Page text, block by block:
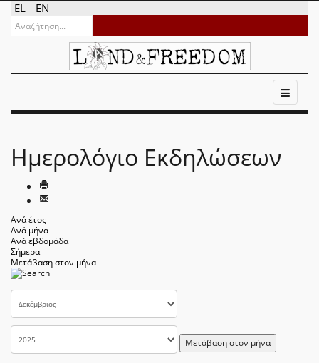
EL EN
Ημερολόγιο Εκδηλώσεων
Ανά έτος
Ανά μήνα
Ανά εβδομάδα
Σήμερα
Μετάβαση στον μήνα
Μετάβαση στον μήνα